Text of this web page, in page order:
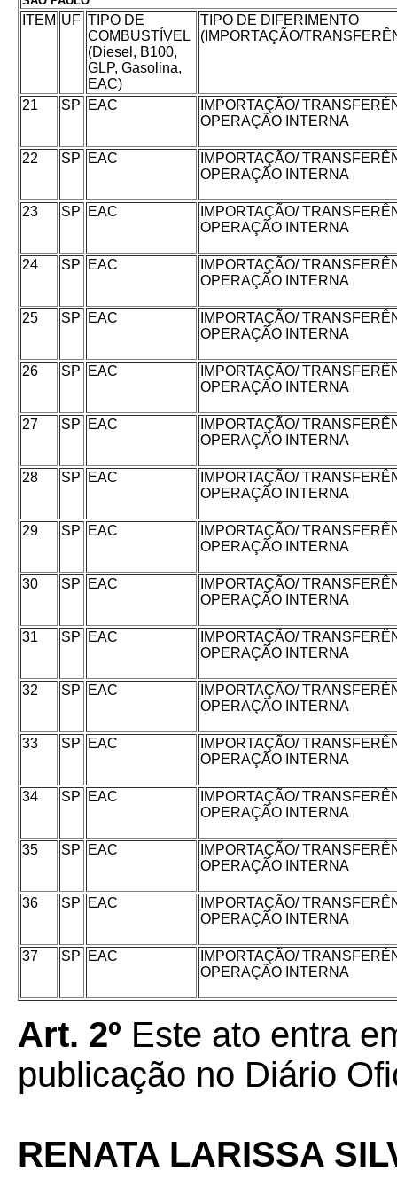
ITEM UF TIPO DE
COMBUSTÍVEL
(Diesel, B100,
GLP, Gasolina,
EAC)
TIPO DE DIFERIMENTO
(IMPORTAÇÃO/
21 SP EAC
IMPORTAÇÃO/
OPERAÇÃO INTERNA
22 SP EAC
IMPORTAÇÃO/
OPERAÇÃO INTERNA
23 SP EAC
IMPORTAÇÃO/
OPERAÇÃO INTERNA
24 SP EAC
IMPORTAÇÃO/
OPERAÇÃO INTERNA
25 SP EAC
IMPORTAÇÃO/
OPERAÇÃO INTERNA
26 SP EAC
IMPORTAÇÃO/
OPERAÇÃO INTERNA
27 SP EAC
IMPORTAÇÃO/
OPERAÇÃO INTERNA
28 SP EAC
IMPORTAÇÃO/
OPERAÇÃO INTERNA
29 SP EAC
IMPORTAÇÃO/
OPERAÇÃO INTERNA
30 SP EAC
IMPORTAÇÃO/
OPERAÇÃO INTERNA
31 SP EAC
IMPORTAÇÃO/
OPERAÇÃO INTERNA
32 SP EAC
IMPORTAÇÃO/
OPERAÇÃO INTERNA
33 SP EAC
IMPORTAÇÃO/
OPERAÇÃO INTERNA
34 SP EAC
IMPORTAÇÃO/
OPERAÇÃO INTERNA
35 SP EAC
IMPORTAÇÃO/
OPERAÇÃO INTERNA
36 SP EAC
IMPORTAÇÃO/
OPERAÇÃO INTERNA
37 SP EAC
IMPORTAÇÃO/
OPERAÇÃO INTERNA
Art. 2º Este ato entra
publicação no Diário
RENATA LARISSA